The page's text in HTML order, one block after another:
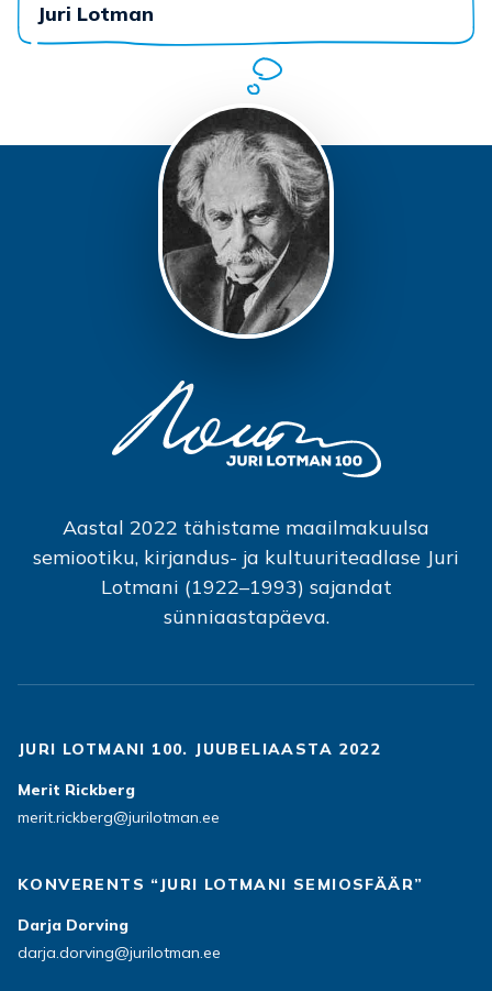
Juri Lotman
Aastal 2022 tähistame maailmakuulsa
semiootiku, kirjandus- ja kultuuriteadlase Juri
Lotmani (1922–1993) sajandat
sünniaastapäeva.
JURI LOTMANI 100. JUUBELIAASTA 2022
Merit Rickberg
merit.rickberg@jurilotman.ee
KONVERENTS “JURI LOTMANI SEMIOSFÄÄR”
Darja Dorving
darja.dorving@jurilotman.ee